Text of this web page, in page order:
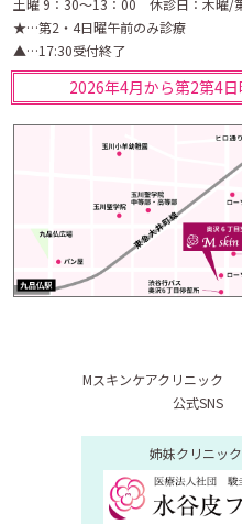
土曜 9：30～13：00 休診日：木曜/
★…第2・4日曜午前のみ診療
▲…17:30受付終了
2026年4月から第2第4
Mスキンケアクリニック
公式SNS
姉妹クリニック